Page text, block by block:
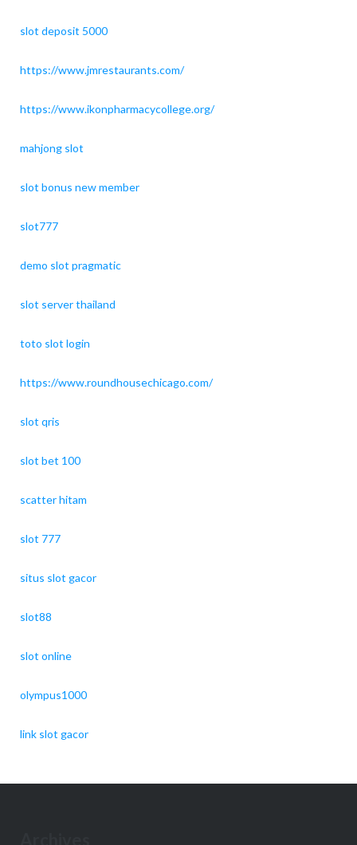
slot deposit 5000
https://www.jmrestaurants.com/
https://www.ikonpharmacycollege.org/
mahjong slot
slot bonus new member
slot777
demo slot pragmatic
slot server thailand
toto slot login
https://www.roundhousechicago.com/
slot qris
slot bet 100
scatter hitam
slot 777
situs slot gacor
slot88
slot online
olympus1000
link slot gacor